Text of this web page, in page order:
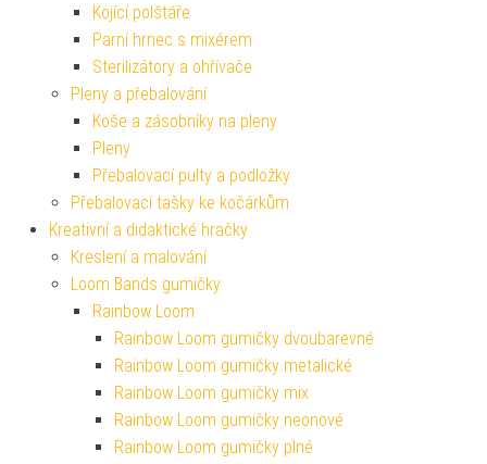
Kojící polštáře
Parní hrnec s mixérem
Sterilizátory a ohřívače
Pleny a přebalování
Koše a zásobníky na pleny
Pleny
Přebalovací pulty a podložky
Přebalovací tašky ke kočárkům
Kreativní a didaktické hračky
Kreslení a malování
Loom Bands gumičky
Rainbow Loom
Rainbow Loom gumičky dvoubarevné
Rainbow Loom gumičky metalické
Rainbow Loom gumičky mix
Rainbow Loom gumičky neonové
Rainbow Loom gumičky plné